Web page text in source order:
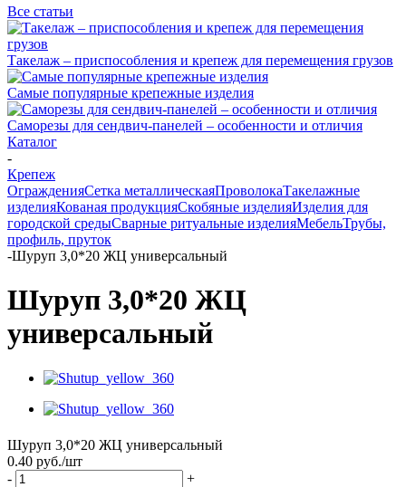
Все статьи
Такелаж – приспособления и крепеж для перемещения грузов
Самые популярные крепежные изделия
Саморезы для сендвич-панелей – особенности и отличия
Каталог
-
Крепеж
ОгражденияСетка металлическаяПроволокаТакелажные
изделияКованая продукцияСкобяные изделияИзделия для
городской средыСварные ритуальные изделияМебельТрубы,
профиль, пруток
-Шуруп 3,0*20 ЖЦ универсальный
Шуруп 3,0*20 ЖЦ
универсальный
Шуруп 3,0*20 ЖЦ универсальный
0.40 руб./шт
-
+